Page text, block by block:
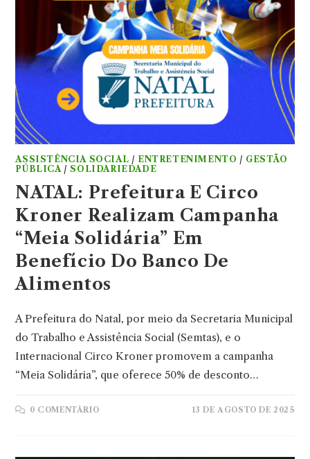
ASSISTÊNCIA SOCIAL / ENTRETENIMENTO / GESTÃO
PÚBLICA /SOLIDARIEDADE
NATAL: Prefeitura E Circo
Kroner Realizam Campanha
“Meia Solidária” Em
Benefício Do Banco De
Alimentos
A Prefeitura do Natal, por meio da Secretaria Municipal
do Trabalho e Assistência Social (Semtas), e o
Internacional Circo Kroner promovem a campanha
“Meia Solidária”, que oferece 50% de desconto…
0 COMENTÁRIO 13 DE AGOSTO DE 2025